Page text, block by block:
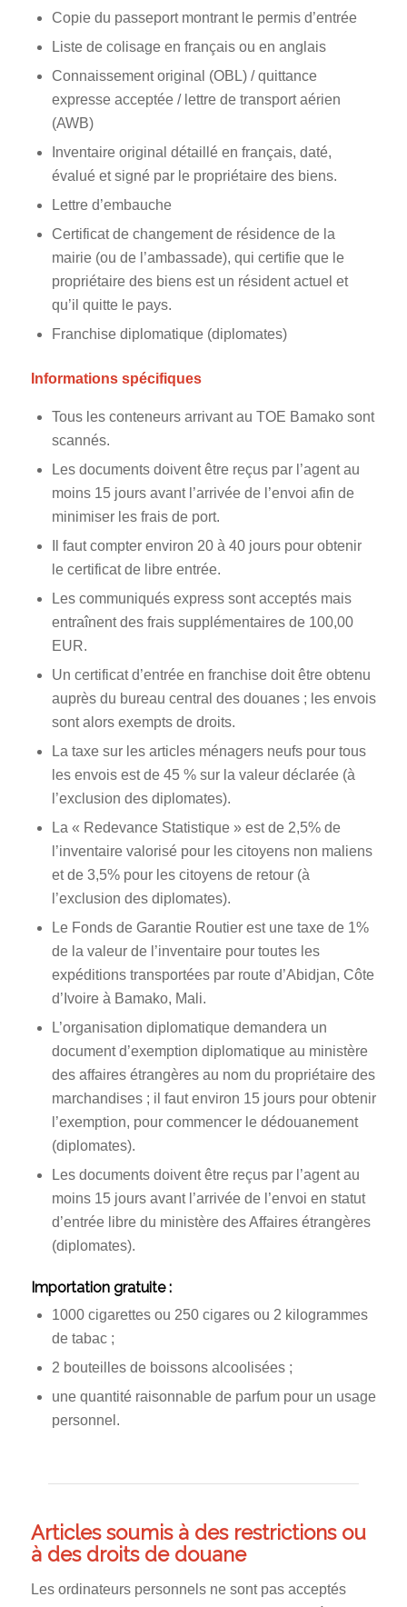
Copie du passeport montrant le permis d’entrée
Liste de colisage en français ou en anglais
Connaissement original (OBL) / quittance
expresse acceptée / lettre de transport aérien
(AWB)
Inventaire original détaillé en français, daté,
évalué et signé par le propriétaire des biens.
Lettre d’embauche
Certificat de changement de résidence de la
mairie (ou de l’ambassade), qui certifie que le
propriétaire des biens est un résident actuel et
qu’il quitte le pays.
Franchise diplomatique (diplomates)
Informations spécifiques
Tous les conteneurs arrivant au TOE Bamako sont
scannés.
Les documents doivent être reçus par l’agent au
moins 15 jours avant l’arrivée de l’envoi afin de
minimiser les frais de port.
Il faut compter environ 20 à 40 jours pour obtenir
le certificat de libre entrée.
Les communiqués express sont acceptés mais
entraînent des frais supplémentaires de 100,00
EUR.
Un certificat d’entrée en franchise doit être obtenu
auprès du bureau central des douanes ; les envois
sont alors exempts de droits.
La taxe sur les articles ménagers neufs pour tous
les envois est de 45 % sur la valeur déclarée (à
l’exclusion des diplomates).
La « Redevance Statistique » est de 2,5% de
l’inventaire valorisé pour les citoyens non maliens
et de 3,5% pour les citoyens de retour (à
l’exclusion des diplomates).
Le Fonds de Garantie Routier est une taxe de 1%
de la valeur de l’inventaire pour toutes les
expéditions transportées par route d’Abidjan, Côte
d’Ivoire à Bamako, Mali.
L’organisation diplomatique demandera un
document d’exemption diplomatique au ministère
des affaires étrangères au nom du propriétaire des
marchandises ; il faut environ 15 jours pour obtenir
l’exemption, pour commencer le dédouanement
(diplomates).
Les documents doivent être reçus par l’agent au
moins 15 jours avant l’arrivée de l’envoi en statut
d’entrée libre du ministère des Affaires étrangères
(diplomates).
Importation gratuite :
1000 cigarettes ou 250 cigares ou 2 kilogrammes
de tabac ;
2 bouteilles de boissons alcoolisées ;
une quantité raisonnable de parfum pour un usage
personnel.
Articles soumis à des restrictions ou
à des droits de douane
Les ordinateurs personnels ne sont pas acceptés